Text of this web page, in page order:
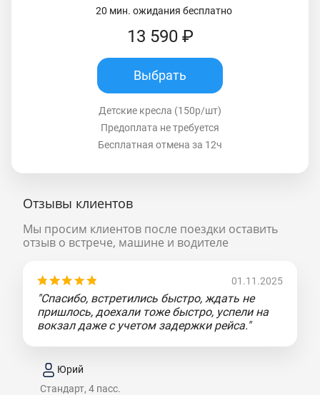
20 мин. ожидания бесплатно
13 590 ₽
Выбрать
Детские кресла (150р/шт)
Предоплата не требуется
Бесплатная отмена за 12ч
Отзывы клиентов
Мы просим клиентов после поездки оставить
отзыв о встрече, машине и водителе
01.11.2025
"Спасибо, встретились быстро, ждать не
пришлось, доехали тоже быстро, успели на
вокзал даже с учетом задержки рейса."
Юрий
Стандарт, 4 пасс.